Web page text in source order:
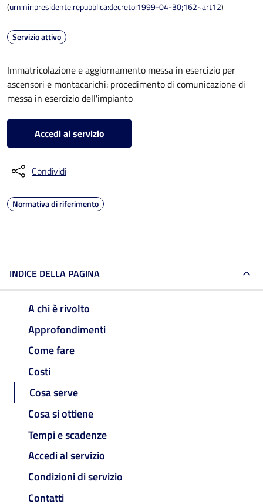
(urn:nir:presidente.repubblica:decreto:1999-04-30;162~art12)
Servizio attivo
Immatricolazione e aggiornamento messa in esercizio per
ascensori e montacarichi: procedimento di comunicazione di
messa in esercizio dell'impianto
Accedi al servizio
Condividi
Normativa di riferimento
INDICE DELLA PAGINA
A chi è rivolto
Approfondimenti
Come fare
Costi
Cosa serve
Cosa si ottiene
Tempi e scadenze
Accedi al servizio
Condizioni di servizio
Contatti